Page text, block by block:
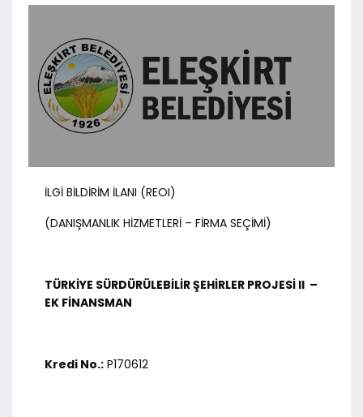
İLGİ BİLDİRİM İLANI (REOI)
(DANIŞMANLIK HİZMETLERİ – FİRMA SEÇİMİ)
TÜRKİYE SÜRDÜRÜLEBİLİR ŞEHİRLER PROJESİ II –
EK FİNANSMAN
Kredi No.: P170612